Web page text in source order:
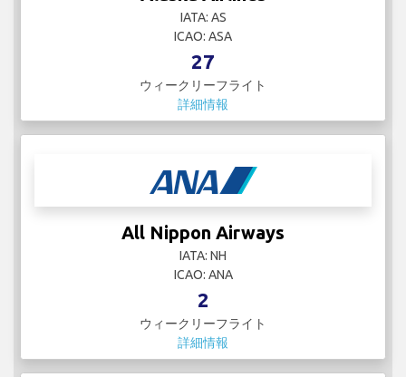
IATA: AS
ICAO: ASA
27
ウィークリーフライト
詳細情報
All Nippon Airways
IATA: NH
ICAO: ANA
2
ウィークリーフライト
詳細情報